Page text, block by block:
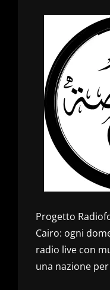
Progetto
Cairo: ogni
radio live con
una nazione